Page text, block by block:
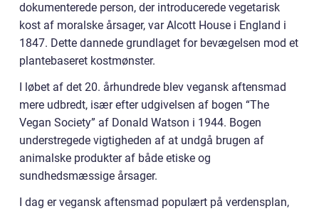
dokumenterede person, der introducerede vegetarisk
kost af moralske årsager, var Alcott House i England i
1847. Dette dannede grundlaget for bevægelsen mod et
plantebaseret kostmønster.
I løbet af det 20. århundrede blev vegansk aftensmad
mere udbredt, især efter udgivelsen af bogen “The
Vegan Society” af Donald Watson i 1944. Bogen
understregede vigtigheden af at undgå brugen af
animalske produkter af både etiske og
sundhedsmæssige årsager.
I dag er vegansk aftensmad populært på verdensplan,